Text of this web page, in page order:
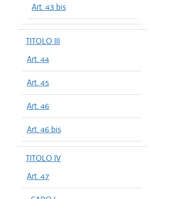
Art. 43 bis
TITOLO III
Art. 44
Art. 45
Art. 46
Art. 46 bis
TITOLO IV
Art. 47